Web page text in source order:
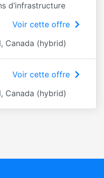
d’infrastructure
Voir cette offre
Canada (hybrid)
Voir cette offre
Canada (hybrid)